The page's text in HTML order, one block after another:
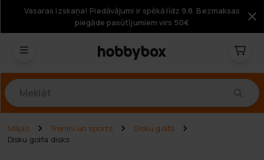
Vasaras izskaņa! Piedāvājumi ir spēkā līdz 9.8. Bezmaksas
piegāde pasūtījumiem virs 50€
Mājas Treniņi un sports
Disku golfs
Disku golfa disks